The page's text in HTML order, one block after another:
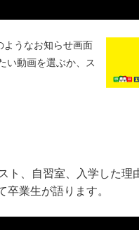
うなお知らせ画面
い動画を選ぶか、ス
ト、自習室、入学した理
業生が語ります。